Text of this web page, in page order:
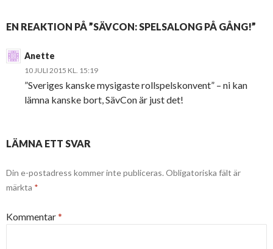
EN REAKTION PÅ ”SÄVCON: SPELSALONG PÅ GÅNG!”
Anette
10 JULI 2015 KL. 15:19
”Sveriges kanske mysigaste rollspelskonvent” – ni kan
lämna kanske bort, SävCon är just det!
LÄMNA ETT SVAR
Din e-postadress kommer inte publiceras. Obligatoriska fält är
märkta *
Kommentar*